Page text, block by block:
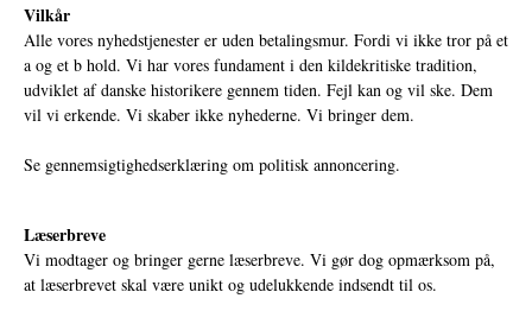
Vilkår
Alle vores nyhedstjenester er uden betalingsmur. Fordi vi ikke tror på et
a og et b hold. Vi har vores fundament i den kildekritiske tradition,
udviklet af danske historikere gennem tiden. Fejl kan og vil ske. Dem
vil vi erkende. Vi skaber ikke nyhederne. Vi bringer dem.
Se gennemsigtighedserklæring om politisk annoncering.
Læserbreve
Vi modtager og bringer gerne læserbreve. Vi gør dog opmærksom på,
at læserbrevet skal være unikt og udelukkende indsendt til os.